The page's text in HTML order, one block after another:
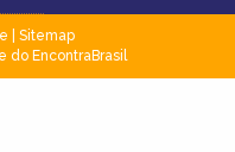
Sitemap
do EncontraBrasil